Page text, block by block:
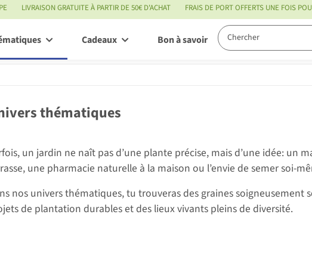
LIVRAISON GRATUITE À PARTIR DE 50€ D'ACHAT FRAIS DE PORT OFFERTS UNE FOIS
Cadeaux Bon à savoir Service
thématiques
un jardin ne naît pas d’une plante précise, mais d’une idée: un
une pharmacie naturelle à la maison ou l’envie de semer soi-
nos univers thématiques, tu trouveras des graines
de plantation durables et des lieux vivants pleins de diversité.